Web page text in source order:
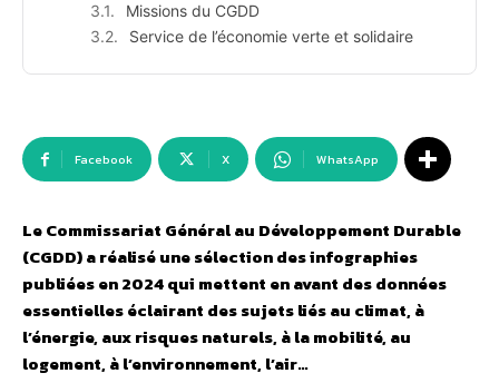
Missions du CGDD
Service de l’économie verte et solidaire
Facebook X WhatsApp
Le Commissariat Général au Développement Durable
(CGDD) a réalisé une sélection des infographies
publiées en 2024 qui mettent en avant des données
essentielles éclairant des sujets liés au climat, à
l’énergie, aux risques naturels, à la mobilité, au
logement, à l’environnement, l’air…